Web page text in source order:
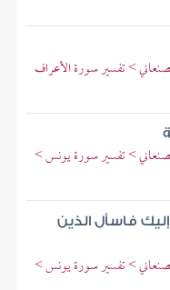
> تفسير سورة الأعراف
> تفسير سورة يونس >
فاسأل الذين
> تفسير سورة يونس >